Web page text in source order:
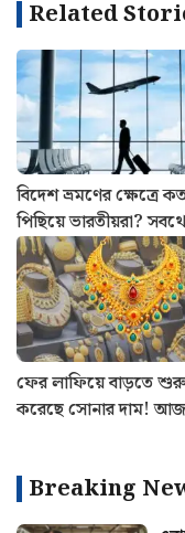
মঙ্গলবার পর্যন্ত
এবং কোচবিহার
উত্তরের প্রায় সমস্ত
মাঝারি সঙ্গে
হাওয়া বয়ে যেতে পারে।
Related
বিদেশ ভ্রমণের ক্ষেত্রে
পিছিয়ে ভারতীয়রা?
চমকপ্রদ তথ্য